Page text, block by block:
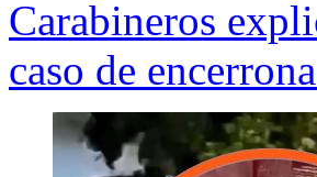
Carabineros
caso de